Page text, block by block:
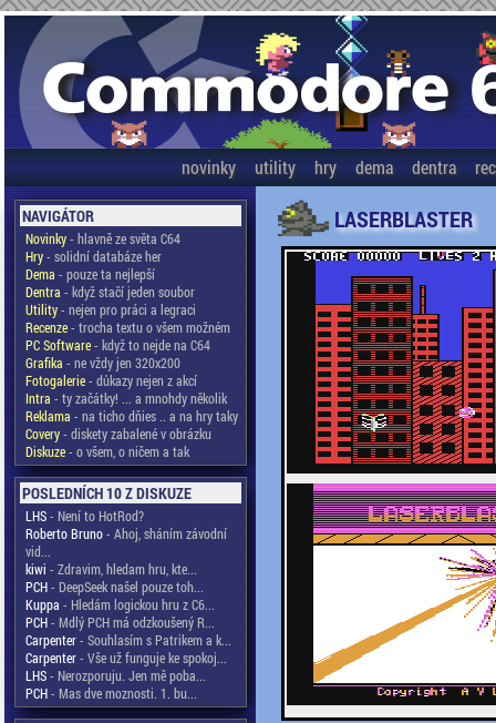
novinky utility hry dema dentra
NAVIGÁTOR
Novinky- hlavně ze světa C64
Hry- solidní databáze her
Dema - pouze ta nejlepší
Dentra - když stačí jeden soubor
Utility- nejen pro práci a legraci
Recenze- trocha textu o všem možném
PC Software- když to nejde na C64
Grafika - ne vždy jen 320x200
Fotogalerie- důkazy nejen z akcí
Intra - ty začátky! ... a mnohdy několik
Reklama - na ticho dňies .. a na hry taky
Covery- diskety zabalené v obrázku
Diskuze- o všem, o ničem a tak
POSLEDNÍCH 10 Z DISKUZE
LHS- Není to HotRod?
Roberto Bruno- Ahoj, sháním závodní
vid...
kiwi - Zdravim, hledam hru, kte...
PCH- DeepSeek našel pouze toh...
Kuppa - Hledám logickou hru z C6...
PCH- Mdlý PCH má odzkoušený R...
Carpenter- Souhlasím s Patrikem a k...
Carpenter- Vše už funguje ke spokoj...
LHS- Nerozporuju. Jen mě poba...
PCH- Mas dve moznosti. 1. bu...
LASERBLASTER